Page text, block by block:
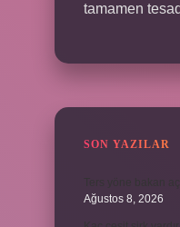
tamamen
SON YAZILAR
Ağustos 8, 2026